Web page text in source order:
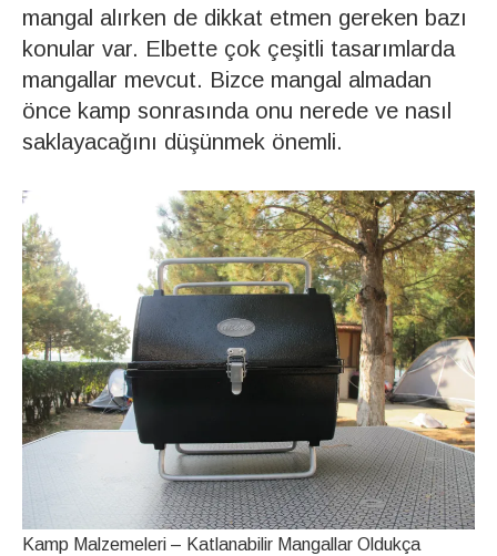
mangal alırken de dikkat etmen gereken bazı
konular var. Elbette çok çeşitli tasarımlarda
mangallar mevcut. Bizce mangal almadan
önce kamp sonrasında onu nerede ve nasıl
saklayacağını düşünmek önemli.
Kamp Malzemeleri – Katlanabilir Mangallar Oldukça